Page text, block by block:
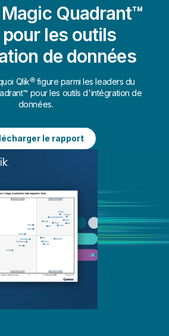
Magic Quadrant™
les outils
de données
Qlik® figure parmi les leaders du
pour les outils d'intégration de
données.
le rapport